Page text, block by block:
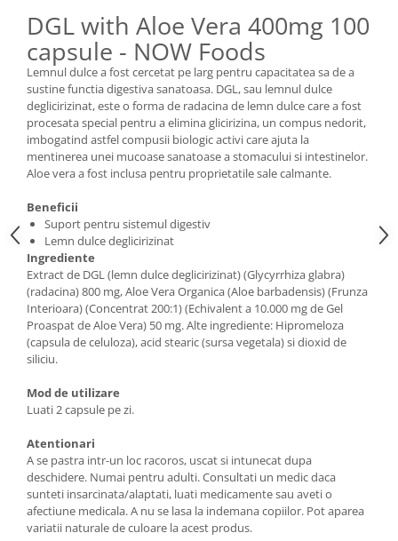
NOW Foods
Nutricost
DGL with Aloe Vera 400mg 100
capsule - NOW Foods
Lemnul dulce a fost cercetat pe larg pentru capacitatea sa de a
sustine functia digestiva sanatoasa. DGL, sau lemnul dulce
deglicirizinat, este o forma de radacina de lemn dulce care a fost
procesata special pentru a elimina glicirizina, un compus nedorit,
imbogatind astfel compusii biologic activi care ajuta la
mentinerea unei mucoase sanatoase a stomacului si intestinelor.
Aloe vera a fost inclusa pentru proprietatile sale calmante.
Beneficii
Suport pentru sistemul digestiv
Lemn dulce deglicirizinat
Ingrediente
Extract de DGL (lemn dulce deglicirizinat) (Glycyrrhiza glabra)
(radacina) 800 mg, Aloe Vera Organica (Aloe barbadensis) (Frunza
Interioara) (Concentrat 200:1) (Echivalent a 10.000 mg de Gel
Proaspat de Aloe Vera) 50 mg. Alte ingrediente: Hipromeloza
(capsula de celuloza), acid stearic (sursa vegetala) si dioxid de
siliciu.
Mod de utilizare
Luati 2 capsule pe zi.
Atentionari
A se pastra intr-un loc racoros, uscat si intunecat dupa
deschidere. Numai pentru adulti. Consultati un medic daca
sunteti insarcinata/alaptati, luati medicamente sau aveti o
afectiune medicala. A nu se lasa la indemana copiilor. Pot aparea
variatii naturale de culoare la acest produs.